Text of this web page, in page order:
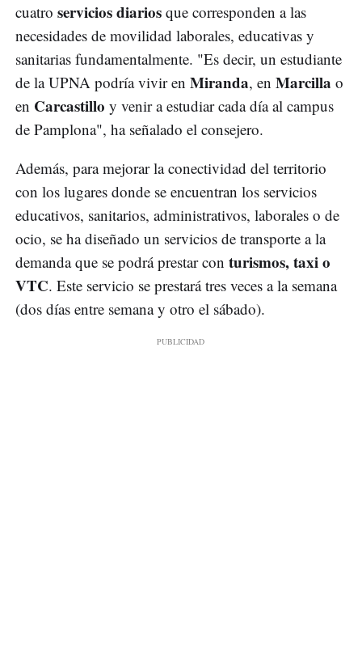
cuatro servicios diarios que corresponden a las
necesidades de movilidad laborales, educativas y
sanitarias fundamentalmente. "Es decir, un estudiante
de la UPNA podría vivir en Miranda, en Marcilla o
en Carcastillo y venir a estudiar cada día al campus
de Pamplona", ha señalado el consejero.
Además, para mejorar la conectividad del territorio
con los lugares donde se encuentran los servicios
educativos, sanitarios, administrativos, laborales o de
ocio, se ha diseñado un servicios de transporte a la
demanda que se podrá prestar con turismos, taxi o
VTC. Este servicio se prestará tres veces a la semana
(dos días entre semana y otro el sábado).